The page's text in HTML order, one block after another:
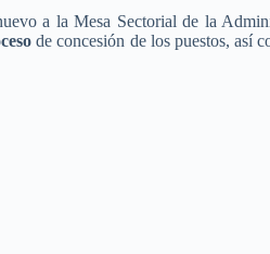
a la Mesa Sectorial de la
de concesión de los puestos, así